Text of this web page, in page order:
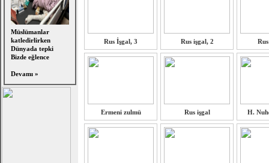
Müslümanlar
katledirlirken
Dünyada tepki
Bizde eğlence
Devamı »
Rus İşgal, 3 Rus işgal, 2
Ermeni zulmü Rus işgal H.